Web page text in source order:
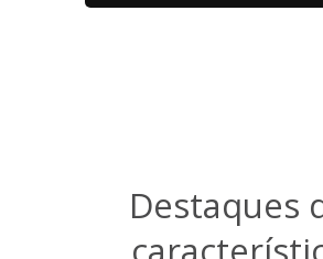
Destaques